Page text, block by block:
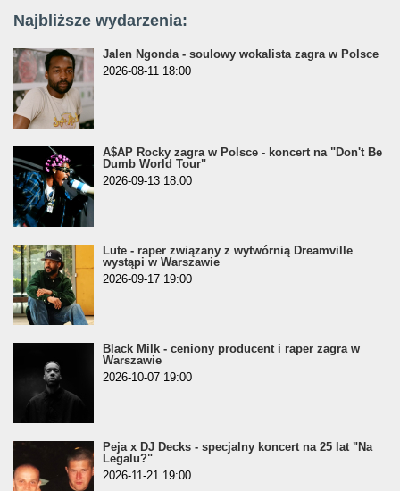
Najbliższe wydarzenia:
Jalen Ngonda - soulowy wokalista zagra w Polsce
2026-08-11 18:00
A$AP Rocky zagra w Polsce - koncert na "Don't Be
Dumb World Tour"
2026-09-13 18:00
Lute - raper związany z wytwórnią Dreamville
wystąpi w Warszawie
2026-09-17 19:00
Black Milk - ceniony producent i raper zagra w
Warszawie
2026-10-07 19:00
Peja x DJ Decks - specjalny koncert na 25 lat "Na
Legalu?"
2026-11-21 19:00